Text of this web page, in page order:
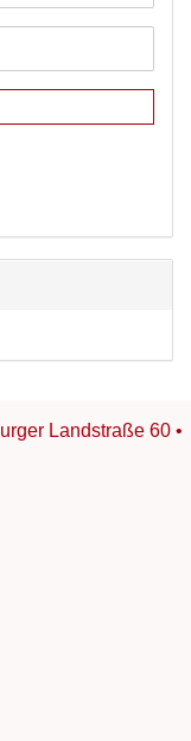
Landstraße 60 •